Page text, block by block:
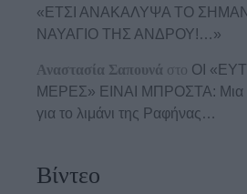
«ΕΤΣΙ ΑΝΑΚΑΛΥΨΑ ΤΟ
ΝΑΥΑΓΙΟ ΤΗΣ ΑΝΔΡΟΥ!…»
Αναστασία Σαπουνά στο ΟΙ
ΜΕΡΕΣ» ΕΙΝΑΙ ΜΠΡΟΣΤΑ: Μια
για το λιμάνι της Ραφήνας…
Βίντεο